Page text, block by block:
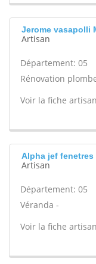
Jerome vasapolli
Artisan
Département: 05
Rénovation
Voir la fiche
Alpha jef
Artisan
Département: 05
Véranda -
Voir la fiche